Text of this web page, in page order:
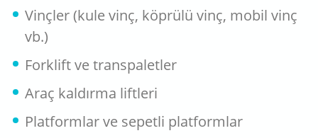
Vinçler (kule vinç, köprülü vinç, mobil vinç
vb.)
Forklift ve transpaletler
Araç kaldırma liftleri
Platformlar ve sepetli platformlar